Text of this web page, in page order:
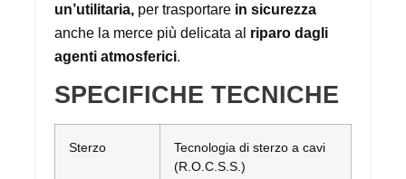
un’utilitaria, per trasportare in sicurezza
anche la merce più delicata al riparo dagli
agenti atmosferici.
SPECIFICHE TECNICHE
Sterzo
Tecnologia di sterzo a cavi
(R.O.C.S.S.)